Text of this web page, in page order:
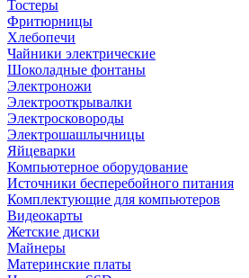
Тостеры
Фритюрницы
Хлебопечи
Чайники электрические
Шоколадные фонтаны
Электроножи
Электрооткрывалки
Электросковороды
Электрошашлычницы
Яйцеварки
Компьютерное оборудование
Источники бесперебойного питания
Комплектующие для компьютеров
Видеокарты
Жетские диски
Майнеры
Материнские платы